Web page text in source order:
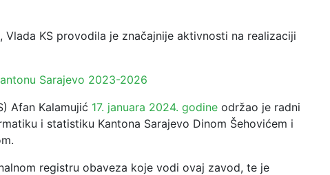
KS provodila je značajnije aktivnosti na realizaciji
Sarajevo 2023-2026
Afan Kalamujić 17. januara 2024. godine održao je radni
i statistiku Kantona Sarajevo Dinom Šehovićem i
registru obaveza koje vodi ovaj zavod, te je